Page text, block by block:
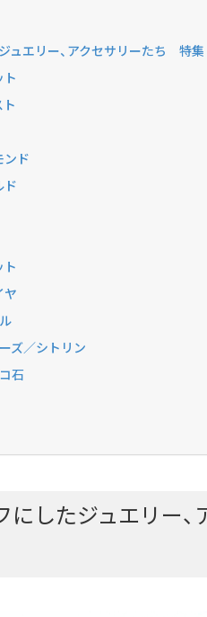
ジュエリー、アクセサリーたち 特集
ド
ズ／シトリン
石
にしたジュエリー